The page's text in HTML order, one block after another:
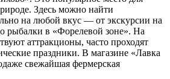
Здесь можно найти
на любой вкус — от экскурсии на
рыбалки в «Форелевой зоне». На
аттракционы, часто проходят
праздники. В магазине «Лавка
свежайшая фермерская